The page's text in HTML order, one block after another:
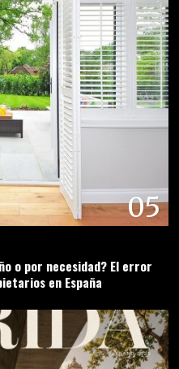
05
o por necesidad? El error
en España